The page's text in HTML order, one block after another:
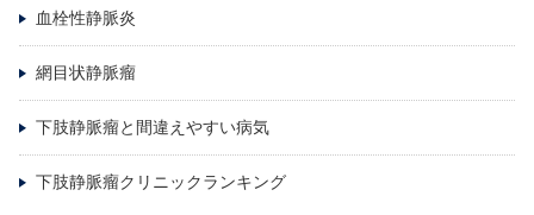
血栓性静脈炎
網目状静脈瘤
下肢静脈瘤と間違えやすい病気
下肢静脈瘤クリニックランキング